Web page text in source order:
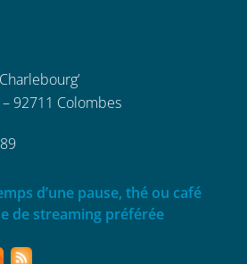
92711 Colombes
d’une pause, thé ou café
de streaming préférée